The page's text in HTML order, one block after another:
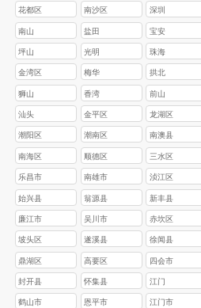
花都区 南沙区 深圳
南山 盐田 宝安
坪山 光明 珠海
金湾区 梅华 拱北
狮山 香湾 前山
汕头 金平区 龙湖区
‌潮阳区 ‌潮南区 南澳县
南海区 顺德区 三水区
乐昌市 南雄市 浈江区
始兴县 翁源县 ‌新丰县
‌‌廉江市‌ ‌‌吴川市 赤坎区‌
‌坡头区‌ ‌遂溪县‌ ‌徐闻县
鼎湖区 高要区 四会市
封开县 怀集县 江门
鹤山市 恩平市 江门市